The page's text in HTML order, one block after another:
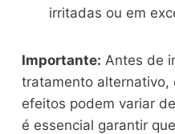
irritadas ou em
Importante: Antes de
tratamento alternativo,
efeitos podem variar
é essencial garantir